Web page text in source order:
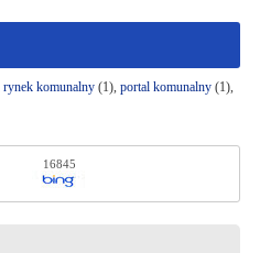
rynek komunalny(1), portal komunalny(1),
16845